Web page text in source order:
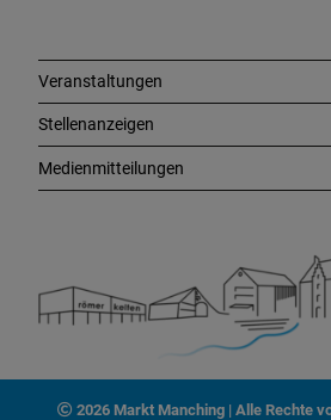
Veranstaltungen
Stellenanzeigen
Medienmitteilungen
2026 Markt Manching | Alle Rechte